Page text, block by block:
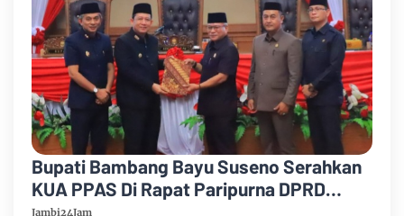
Bupati Bambang Bayu Suseno Serahkan
KUA PPAS Di Rapat Paripurna DPRD
Muarojambi
Jambi24Jam